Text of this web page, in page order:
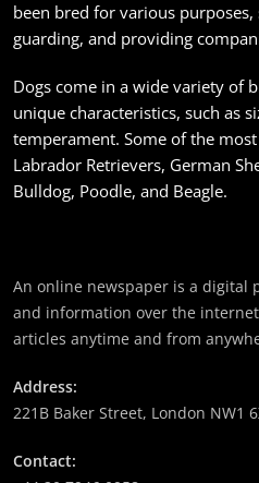
आज साँझ अस्ताउँदो
June
समाज
महाकुम्भ मेलामा भाइरल भएकी
मुस्लिम
been bred for various
guarding, and providing
Dogs come in a wide variety of
unique characteristics, such as
temperament. Some of the
Labrador Retrievers, German
Bulldog, Poodle, and Beagle.
An online newspaper is a digital
and information over the
articles anytime and from
Address:
221B Baker Street, London NW1
Contact: